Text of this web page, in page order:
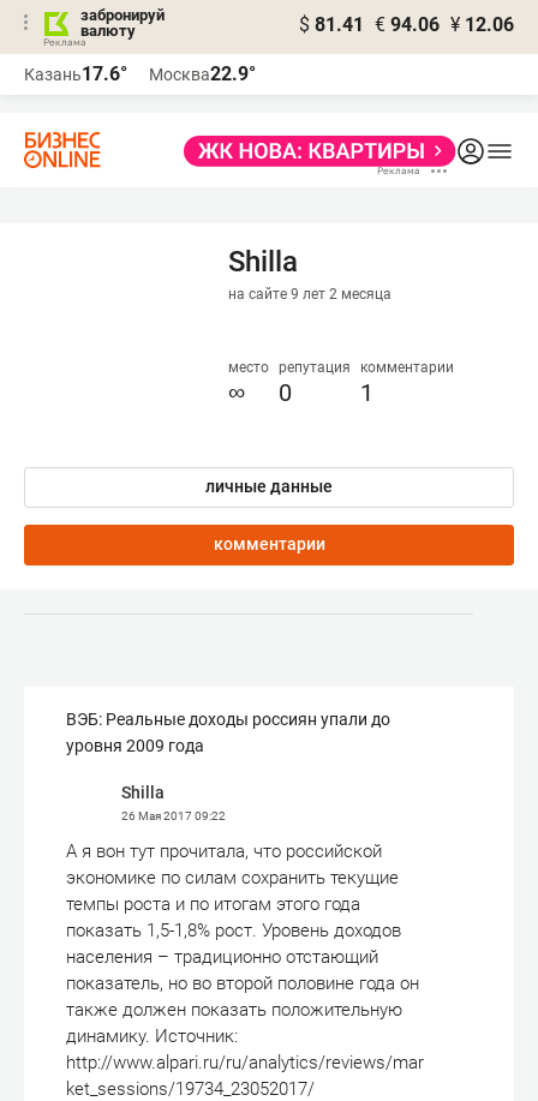
забронируй
валюту
$ 81.41 € 94.06 ¥ 12.06
Казань17.6° Москва22.9°
Shilla
на сайте 9 лет 2 месяца
место
∞
репутация
0
комментарии
1
личные данные
комментарии
ВЭБ: Реальные доходы россиян упали до
уровня 2009 года
Shilla
26 Мая 201709:22
А я вон тут прочитала, что российской
экономике по силам сохранить текущие
темпы роста и по итогам этого года
показать 1,5-1,8% рост. Уровень доходов
населения – традиционно отстающий
показатель, но во второй половине года он
также должен показать положительную
динамику. Источник:
http://www.alpari.ru/ru/analytics/reviews/mar
ket_sessions/19734_23052017/